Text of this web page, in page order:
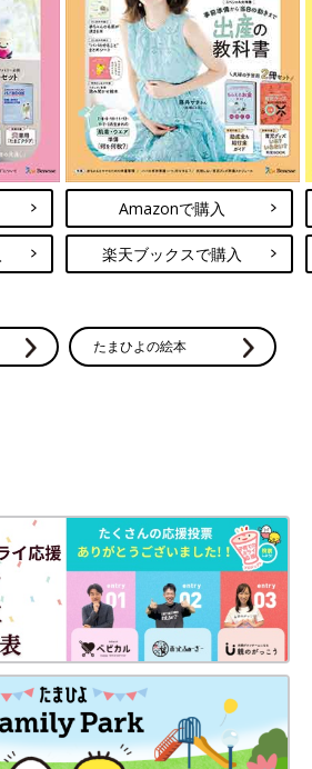
Amazonで購入
楽天ブックスで購入
たまひよの絵本